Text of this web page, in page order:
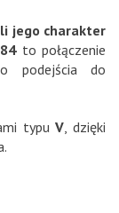
jego charakter
to połączenie
podejścia do
typuV, dzięki